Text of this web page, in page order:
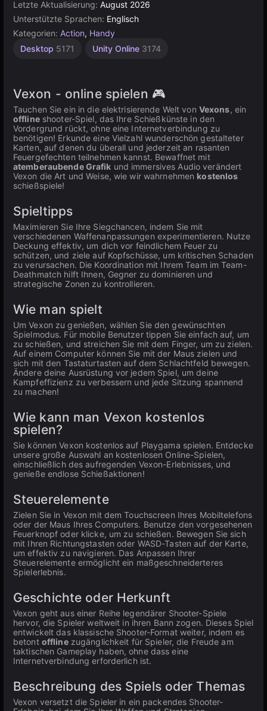
Letzte Aktualisierung: August 2026
Unterstützte Sprachen: Englisch
Kategorien: Action, Handy
Desktop 5171 Unity Online 3174
Vexon - online spielen 🎮
Tauchen Sie ein in die elektrisierende Welt von Vexons, ein
offlineshooter-Spiel, das Ihre Schießkünste in den
Vordergrund rückt, ohne eine Internetverbindung zu
benötigen! Erkunde eine Vielzahl wunderschön gestalteter
Karten, auf denen du überall und jederzeit an rasanten
Feuergefechten teilnehmen kannst. Bewaffnet mit
atemberaubende Grafik und immersives Audio verändert
Vexon die Art und Weise, wie wir wahrnehmen kostenlos
schießspiele!
Spieltipps
Maximieren Sie Ihre Siegchancen, indem Sie mit
verschiedenen Waffenanpassungen experimentieren. Nutze
Deckung effektiv, um dich vor feindlichem Feuer zu
schützen, und ziele auf Kopfschüsse, um kritischen Schaden
zu verursachen. Die Koordination mit Ihrem Team im Team-
Deathmatch hilft Ihnen, Gegner zu dominieren und
strategische Zonen zu kontrollieren.
Wie man spielt
Um Vexon zu genießen, wählen Sie den gewünschten
Spielmodus. Für mobile Benutzer tippen Sie einfach auf, um
zu schießen, und streichen Sie mit dem Finger, um zu zielen.
Auf einem Computer können Sie mit der Maus zielen und
sich mit den Tastaturtasten auf dem Schlachtfeld bewegen.
Ändere deine Ausrüstung vor jedem Spiel, um deine
Kampfeffizienz zu verbessern und jede Sitzung spannend
zu machen!
Wie kann man Vexon kostenlos
spielen?
Sie können Vexon kostenlos auf Playgama spielen. Entdecke
unsere große Auswahl an kostenlosen Online-Spielen,
einschließlich des aufregenden Vexon-Erlebnisses, und
genieße endlose Schießaktionen!
Steuerelemente
Zielen Sie in Vexon mit dem Touchscreen Ihres Mobiltelefons
oder der Maus Ihres Computers. Benutze den vorgesehenen
Feuerknopf oder klicke, um zu schießen. Bewegen Sie sich
mit Ihren Richtungstasten oder WASD-Tasten auf der Karte,
um effektiv zu navigieren. Das Anpassen Ihrer
Steuerelemente ermöglicht ein maßgeschneiderteres
Spielerlebnis.
Geschichte oder Herkunft
Vexon geht aus einer Reihe legendärer Shooter-Spiele
hervor, die Spieler weltweit in ihren Bann zogen. Dieses Spiel
entwickelt das klassische Shooter-Format weiter, indem es
betont offlinezugänglichkeit für Spieler, die Freude am
taktischen Gameplay haben, ohne dass eine
Internetverbindung erforderlich ist.
Beschreibung des Spiels oder Themas
Vexon versetzt die Spieler in ein packendes Shooter-